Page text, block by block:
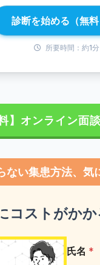
診断を始める（無料
所要時間：約1分
料】オンライン面
ない集患方法、気
コストがかか
氏名 *